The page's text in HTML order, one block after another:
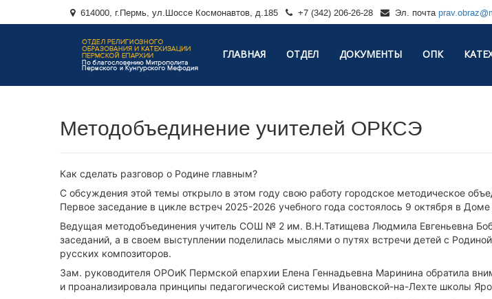
614000, г.Пермь, ул.Шоссе Космонавтов, д.185 +7 (342) 206-26-28 Эл. почта
ГЛАВНАЯ ОТДЕЛ ДОКУМЕНТЫ ОПК
Методобъединение учителей ОРКСЭ
Как сделать разговор о Родине главным?
С обсуждения этой темы открыло в этом году свою работу городское методическое
Первое заседание в цикле встреч 2025-2026 учебного года состоялось 9 октября в
Ведущая методобъединения учитель СОШ № 2 им. В.Н.Татищева Людмила Евгеньевна
заседаний, а в своем выступлении поделилась мыслями о путях встречи детей с
русских композиторов.
Зам. руководителя ОРОиК Пермской епархии Елена Геннадьевна Маринина обратила
и проанализировала принципы педагогической системы Ивановской-на-Лехте школы